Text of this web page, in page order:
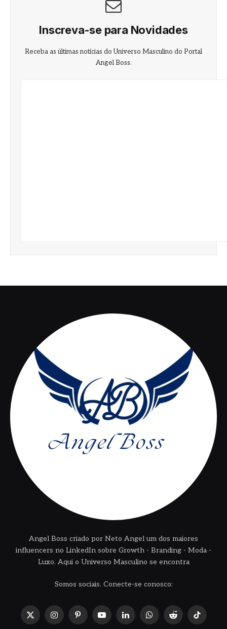
Inscreva-se para Novidades
Receba as últimas notícias do Universo Masculino do Portal
Angel Boss.
Angel Boss criado por Neto Angel um dos maiores
influencers no LinkedIn sobre Growth - Branding - Moda -
Luxo. Aqui o Universo Masculino se encontra
Somos sociais. Conecte-se conosco:
X
InstagramPinterestYouTubeLinkedInWhatsApp
Reddit TikTok